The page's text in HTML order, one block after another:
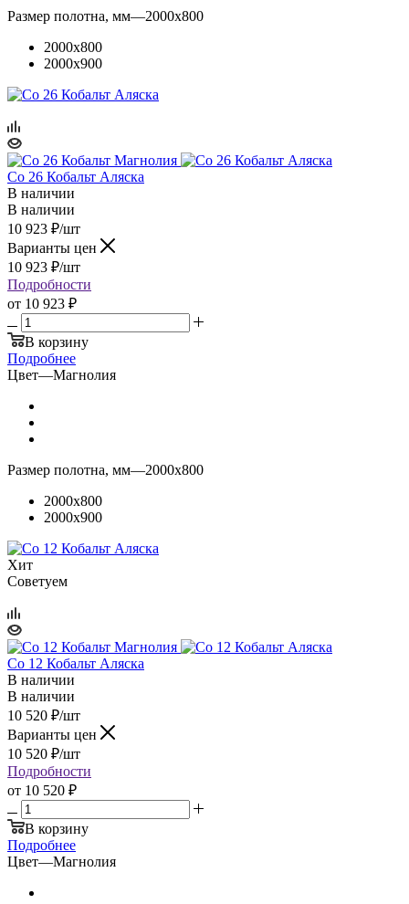
Размер полотна, мм—2000x800
2000x800
2000x900
Co 26 Кобальт Аляска
В наличии
В наличии
10 923 ₽/шт
Варианты цен
10 923 ₽/шт
Подробности
от 10 923 ₽
В корзину
Подробнее
Цвет—Магнолия
Размер полотна, мм—2000x800
2000x800
2000x900
Хит
Советуем
Co 12 Кобальт Аляска
В наличии
В наличии
10 520 ₽/шт
Варианты цен
10 520 ₽/шт
Подробности
от 10 520 ₽
В корзину
Подробнее
Цвет—Магнолия